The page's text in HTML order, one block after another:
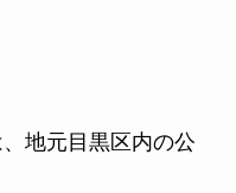
地元目黒区内の公